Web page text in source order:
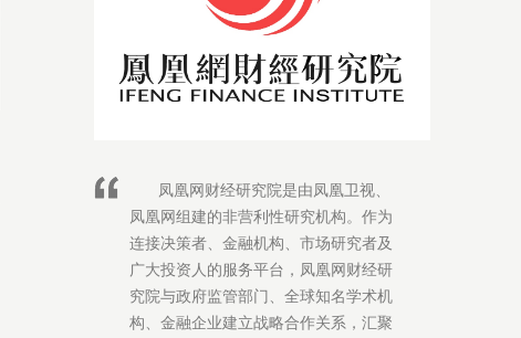
凤凰网财经研究院是由凤凰卫视、
凤凰网组建的非营利性研究机构。作为
连接决策者、金融机构、市场研究者及
广大投资人的服务平台，凤凰网财经研
究院与政府监管部门、全球知名学术机
构、金融企业建立战略合作关系，汇聚